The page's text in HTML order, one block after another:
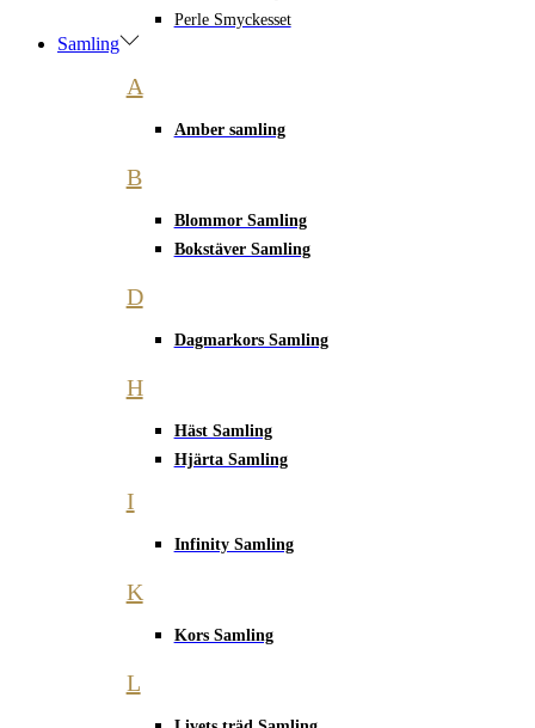
Perle Smyckesset
Samling
A
Amber samling
B
Blommor Samling
Bokstäver Samling
D
Dagmarkors Samling
H
Häst Samling
Hjärta Samling
I
Infinity Samling
K
Kors Samling
L